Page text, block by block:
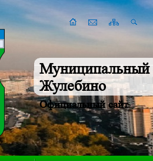
Муниципальный
Жулебино
Официальный сайт